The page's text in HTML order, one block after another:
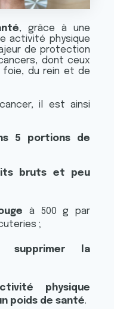
, grâce à une
activité physique
de protection
dont ceux
foie, du rein et de
il est ainsi
5 portions de
bruts et peu
à 500 g par
;
supprimer la
physique
poids de santé.